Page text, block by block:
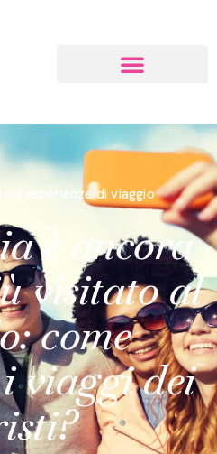
ed esperienze di viaggio
è ancora
visitato al
come
viaggi dei